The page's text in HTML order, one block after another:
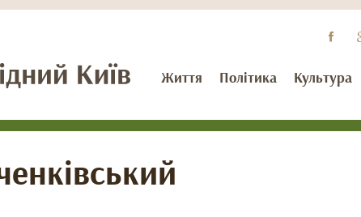
Життя Політика Культура